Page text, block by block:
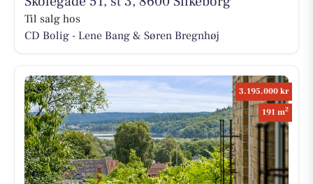
Til salg hos
CD Bolig - Lene Bang & Søren Bregnhøj
3.195.000 kr
191 m2